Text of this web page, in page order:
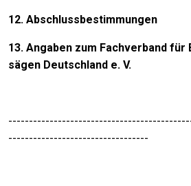
12. Abschlussbestimmungen
13. Angaben zum Fachverband für
sägen Deutschland e. V.
----------------------------------